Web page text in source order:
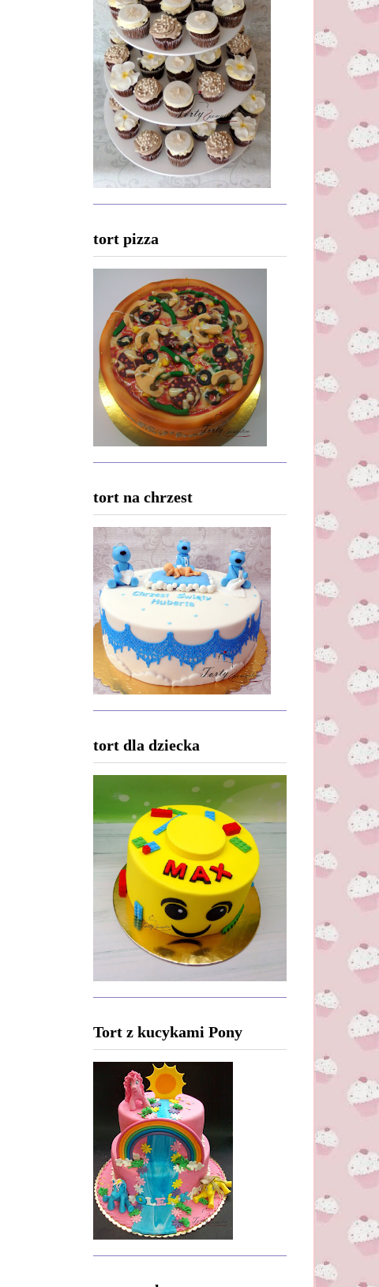
tort pizza
tort na chrzest
tort dla dziecka
Tort z kucykami Pony